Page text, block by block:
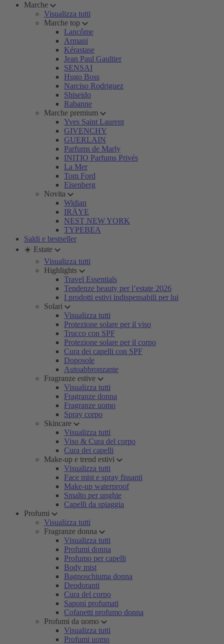
Marche
Visualizza tutti
Marche top
Lancôme
Armani
Kérastase
Jean Paul Gaultier
SENSAI
Hugo Boss
Narciso Rodriguez
Shiseido
Rabanne
Marche premium
Yves Saint Laurent
GIVENCHY
GUERLAIN
Parfums de Marly
INITIO Parfums Privés
La Mer
Tom Ford
Eisenberg
Novita
Widian
IRÄYE
NEST NEW YORK
TYPEBEA
Saldi e bestseller
☀️ Estate
Visualizza tutti
Highlights
Travel Essentials
Tendenze beauty per l’estate 2026
I prodotti estivi indispensabili per lui
Solari
Visualizza tutti
Protezione solare per il viso
Trucco con SPF
Protezione solare per il corpo
Cura dei capelli con SPF
Doposole
Autoabbronzante
Fragranze estive
Visualizza tutti
Fragranze donna
Fragranze uomo
Spray corpo
Skincare
Visualizza tutti
Viso & Cura del corpo
Cura dei capelli
Make-up e trend estivi
Visualizza tutti
Face mist e spray fissanti
Make-up waterproof
Smalto per unghie
Capelli da spiaggia
Profumi
Visualizza tutti
Fragranze donna
Visualizza tutti
Profumi donna
Profumo per capelli
Body mist
Bagnoschiuma donna
Deodoranti
Cura del corpo
Saponi profumati
Cofanetti profumo donna
Profumi da uomo
Visualizza tutti
Profumi uomo